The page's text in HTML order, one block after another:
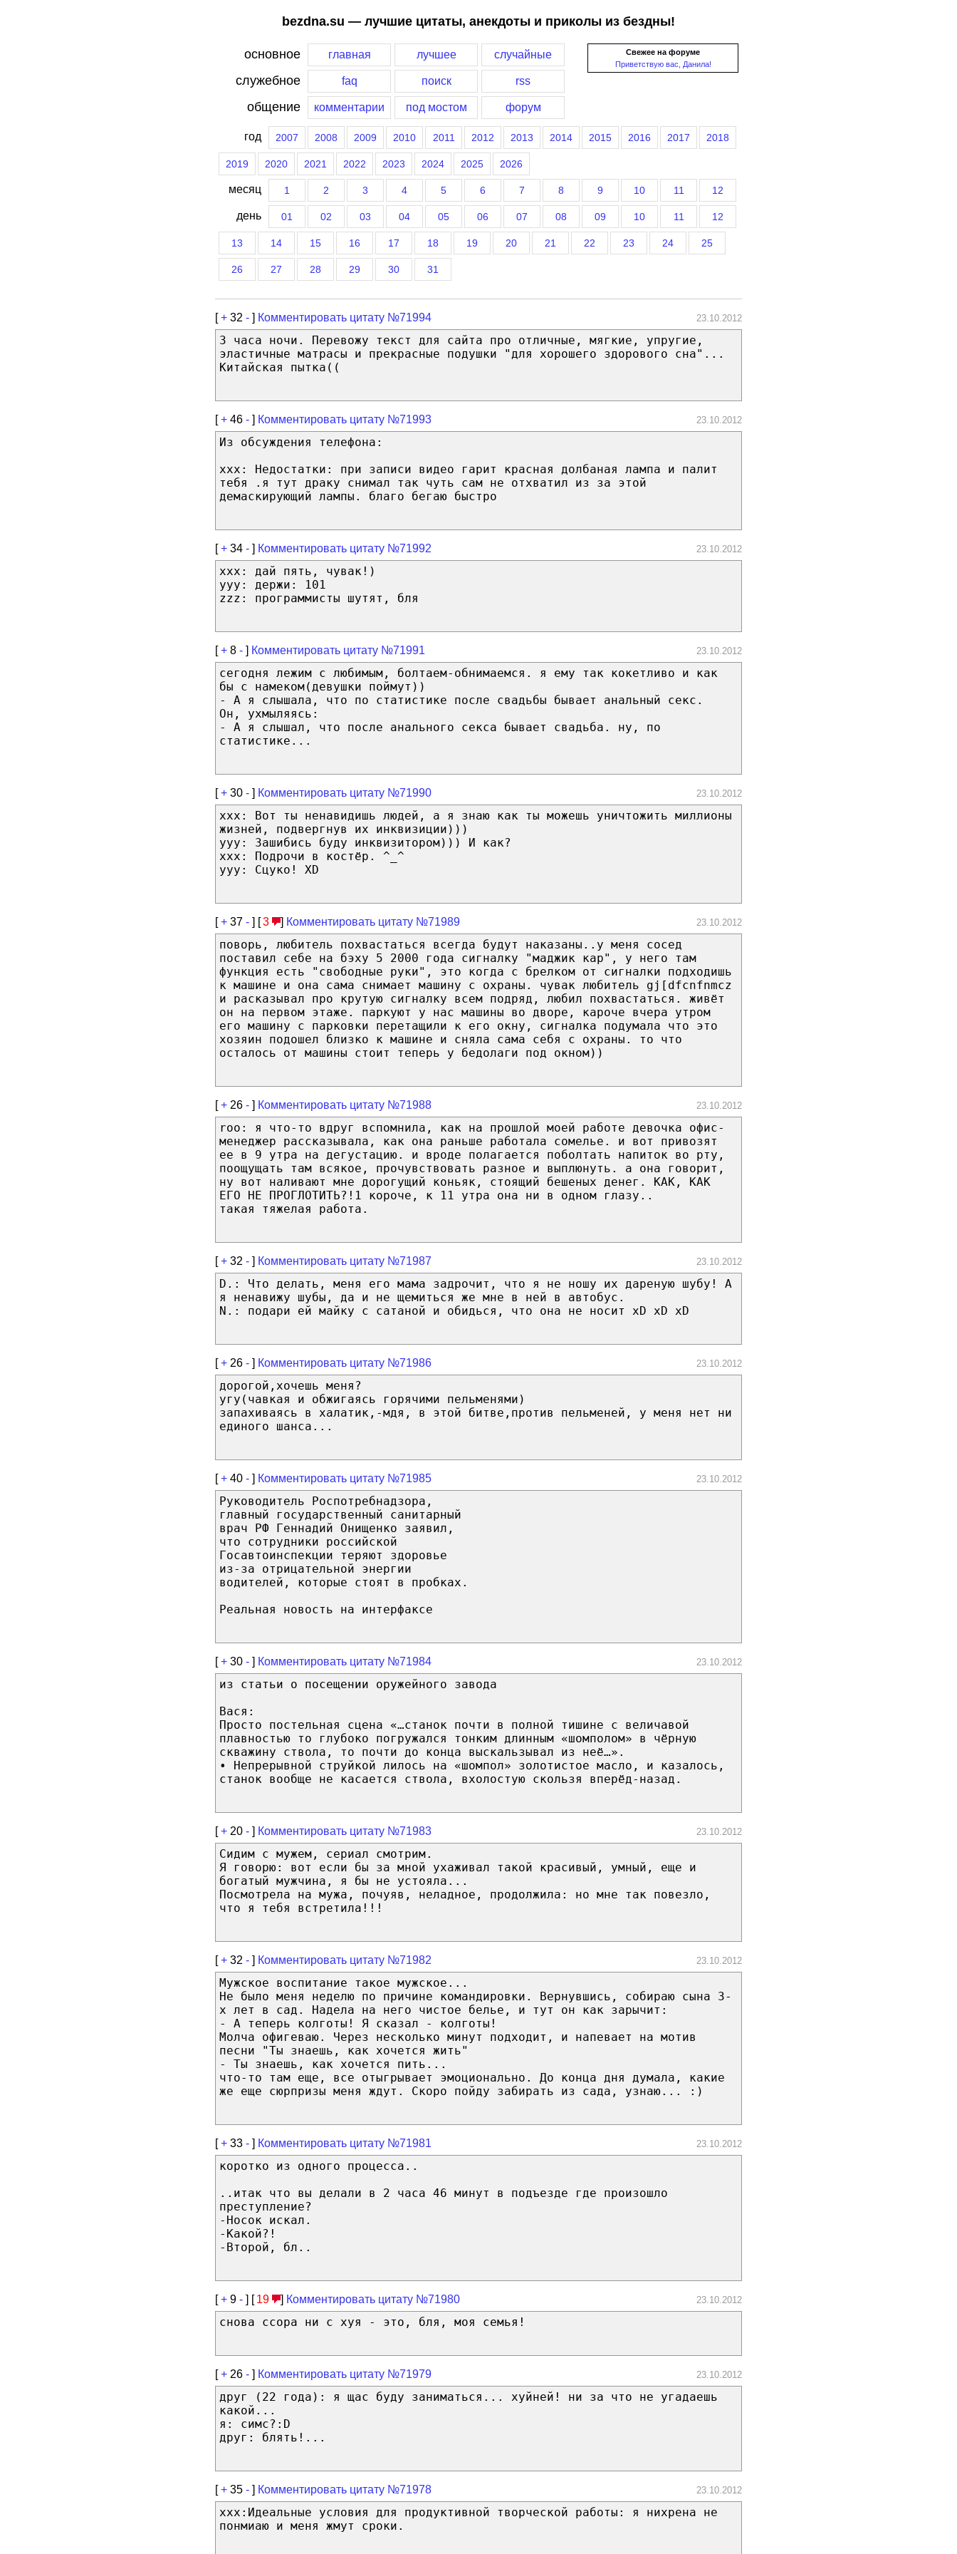
bezdna.su — лучшие цитаты, анекдоты и приколы из бездны!
Свежее на форуме
Приветствую вас, Данила!
основное главная лучшее случайные
служебное faq поиск rss
общение комментарии под мостом форум
год 2007 2008 2009 2010 2011 2012 2013 2014 2015 2016 2017 2018
2019 2020 2021 2022 2023 2024 2025 2026
месяц 1 2 3 4 5 6 7 8 9 10 11 12
день 01 02 03 04 05 06 07 08 09 10 11 12
13 14 15 16 17 18 19 20 21 22 23 24 25
26 27 28 29 30 31
[+ 32 - ] Комментировать цитату №71994 23.10.2012
3 часа ночи. Перевожу текст для сайта про отличные, мягкие, упругие,
эластичные матрасы и прекрасные подушки "для хорошего здорового сна"...
Китайская пытка((
[+ 46 - ] Комментировать цитату №71993 23.10.2012
Из обсуждения телефона:
xxx: Недостатки: при записи видео гарит красная долбаная лампа и палит
тебя .я тут драку снимал так чуть сам не отхватил из за этой
демаскирующий лампы. благо бегаю быстро
[+ 34 - ] Комментировать цитату №71992 23.10.2012
ххх: дай пять, чувак!)
ууу: держи: 101
zzz: программисты шутят, бля
[+ 8 - ] Комментировать цитату №71991 23.10.2012
сегодня лежим с любимым, болтаем-обнимаемся. я ему так кокетливо и как
бы с намеком(девушки поймут))
- А я слышала, что по статистике после свадьбы бывает анальный секс.
Он, ухмыляясь:
- А я слышал, что после анального секса бывает свадьба. ну, по
статистике...
[+ 30 - ] Комментировать цитату №71990 23.10.2012
xxx: Вот ты ненавидишь людей, а я знаю как ты можешь уничтожить миллионы
жизней, подвергнув их инквизиции)))
yyy: Зашибись буду инквизитором))) И как?
xxx: Подрочи в костёр. ^_^
ууу: Сцуко! XD
[+ 37 - ] [3 ] Комментировать цитату №71989 23.10.2012
поворь, любитель похвастаться всегда будут наказаны..у меня сосед
поставил себе на бэху 5 2000 года сигналку "маджик кар", у него там
функция есть "свободные руки", это когда с брелком от сигналки подходишь
к машине и она сама снимает машину с охраны. чувак любитель gj[dfcnfnmcz
и расказывал про крутую сигналку всем подряд, любил похвастаться. живёт
он на первом этаже. паркуют у нас машины во дворе, кароче вчера утром
его машину с парковки перетащили к его окну, сигналка подумала что это
хозяин подошел близко к машине и сняла сама себя с охраны. то что
осталось от машины стоит теперь у бедолаги под окном))
[+ 26 - ] Комментировать цитату №71988 23.10.2012
roo: я что-то вдруг вспомнила, как на прошлой моей работе девочка офис-
менеджер рассказывала, как она раньше работала сомелье. и вот привозят
ее в 9 утра на дегустацию. и вроде полагается поболтать напиток во рту,
поощущать там всякое, прочувствовать разное и выплюнуть. а она говорит,
ну вот наливают мне дорогущий коньяк, стоящий бешеных денег. КАК, КАК
ЕГО НЕ ПРОГЛОТИТЬ?!1 короче, к 11 утра она ни в одном глазу..
такая тяжелая работа.
[+ 32 - ] Комментировать цитату №71987 23.10.2012
D.: Что делать, меня его мама задрочит, что я не ношу их дареную шубу! А
я ненавижу шубы, да и не щемиться же мне в ней в автобус.
N.: подари ей майку с сатаной и обидься, что она не носит хD xD xD
[+ 26 - ] Комментировать цитату №71986 23.10.2012
дорогой,хочешь меня?
угу(чавкая и обжигаясь горячими пельменями)
запахиваясь в халатик,-мдя, в этой битве,против пельменей, у меня нет ни
единого шанса...
[+ 40 - ] Комментировать цитату №71985 23.10.2012
Руководитель Роспотребнадзора,
главный государственный санитарный
врач РФ Геннадий Онищенко заявил,
что сотрудники российской
Госавтоинспекции теряют здоровье
из-за отрицательной энергии
водителей, которые стоят в пробках.
Реальная новость на интерфаксе
[+ 30 - ] Комментировать цитату №71984 23.10.2012
из статьи о посещении оружейного завода
Вася:
Просто постельная сцена «…станок почти в полной тишине с величавой
плавностью то глубоко погружался тонким длинным «шомполом» в чёрную
скважину ствола, то почти до конца выскальзывал из неё…».
• Непрерывной струйкой лилось на «шомпол» золотистое масло, и казалось,
станок вообще не касается ствола, вхолостую скользя вперёд-назад.
[+ 20 - ] Комментировать цитату №71983 23.10.2012
Сидим с мужем, сериал смотрим.
Я говорю: вот если бы за мной ухаживал такой красивый, умный, еще и
богатый мужчина, я бы не устояла...
Посмотрела на мужа, почуяв, неладное, продолжила: но мне так повезло,
что я тебя встретила!!!
[+ 32 - ] Комментировать цитату №71982 23.10.2012
Мужское воспитание такое мужское...
Не было меня неделю по причине командировки. Вернувшись, собираю сына 3-
х лет в сад. Надела на него чистое белье, и тут он как зарычит:
- А теперь колготы! Я сказал - колготы!
Молча офигеваю. Через несколько минут подходит, и напевает на мотив
песни "Ты знаешь, как хочется жить"
- Ты знаешь, как хочется пить...
что-то там еще, все отыгрывает эмоционально. До конца дня думала, какие
же еще сюрпризы меня ждут. Скоро пойду забирать из сада, узнаю... :)
[+ 33 - ] Комментировать цитату №71981 23.10.2012
коротко из одного процесса..
..итак что вы делали в 2 часа 46 минут в подъезде где произошло
преступление?
-Носок искал.
-Какой?!
-Второй, бл..
[+ 9 - ] [ 19 ] Комментировать цитату №71980 23.10.2012
снова ссора ни с хуя - это, бля, моя семья!
[+ 26 - ] Комментировать цитату №71979 23.10.2012
друг (22 года): я щас буду заниматься... хуйней! ни за что не угадаешь
какой...
я: симс?:D
друг: блять!...
[+ 35 - ] Комментировать цитату №71978 23.10.2012
xxx:Идеальные условия для продуктивной творческой работы: я нихрена не
понмиаю и меня жмут сроки.